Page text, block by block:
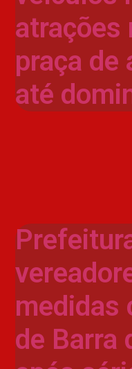
atrações
praça de
até
medidas
de Barra